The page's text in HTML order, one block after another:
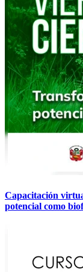
Capacitación
potencial como